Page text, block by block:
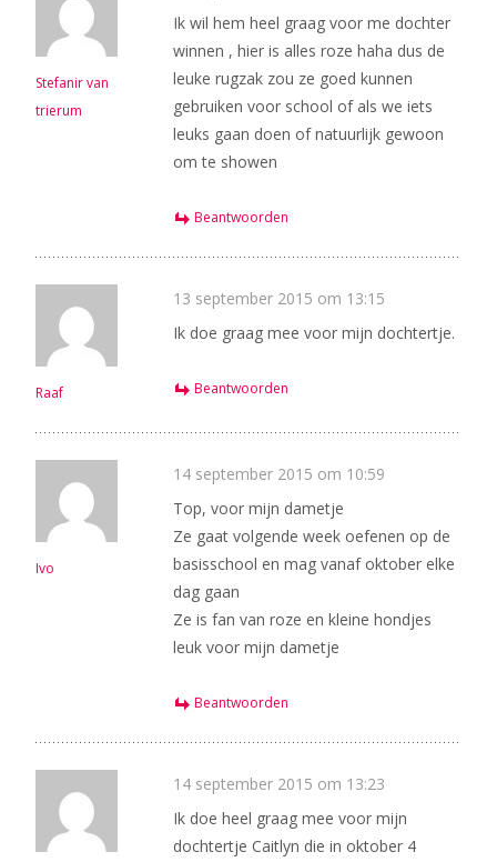
Stefanir van
trierum
Ik wil hem heel graag voor me dochter
winnen , hier is alles roze haha dus de
leuke rugzak zou ze goed kunnen
gebruiken voor school of als we iets
leuks gaan doen of natuurlijk gewoon
om te showen
Beantwoorden
Raaf
13 september 2015 om 13:15
Ik doe graag mee voor mijn dochtertje.
Beantwoorden
Ivo
14 september 2015 om 10:59
Top, voor mijn dametje
Ze gaat volgende week oefenen op de
basisschool en mag vanaf oktober elke
dag gaan
Ze is fan van roze en kleine hondjes
leuk voor mijn dametje
Beantwoorden
14 september 2015 om 13:23
Ik doe heel graag mee voor mijn
dochtertje Caitlyn die in oktober 4